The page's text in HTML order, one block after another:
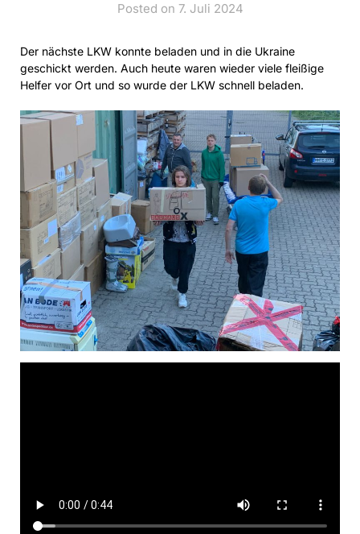
Posted on 7. Juli 2024
Der nächste LKW konnte beladen und in die Ukraine
geschickt werden. Auch heute waren wieder viele fleißige
Helfer vor Ort und so wurde der LKW schnell beladen.